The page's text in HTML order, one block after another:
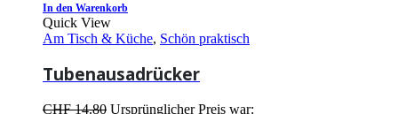
In den Warenkorb
Quick View
Am Tisch & Küche, Schön praktisch
Tubenausadrücker
CHF14.80 Ursprünglicher Preis war: